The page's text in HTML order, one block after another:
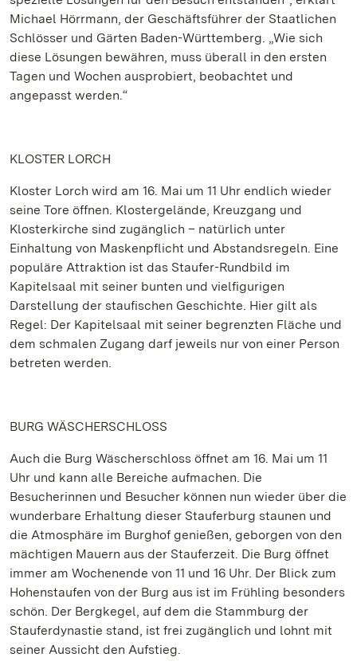
Michael Hörrmann, der Geschäftsführer der Staatlichen
Schlösser und Gärten Baden-Württemberg. „Wie sich
diese Lösungen bewähren, muss überall in den ersten
Tagen und Wochen ausprobiert, beobachtet und
angepasst werden.“
KLOSTER LORCH
Kloster Lorch wird am 16. Mai um 11 Uhr endlich wieder
seine Tore öffnen. Klostergelände, Kreuzgang und
Klosterkirche sind zugänglich – natürlich unter
Einhaltung von Maskenpflicht und Abstandsregeln. Eine
populäre Attraktion ist das Staufer-Rundbild im
Kapitelsaal mit seiner bunten und vielfigurigen
Darstellung der staufischen Geschichte. Hier gilt als
Regel: Der Kapitelsaal mit seiner begrenzten Fläche und
dem schmalen Zugang darf jeweils nur von einer Person
betreten werden.
BURG WÄSCHERSCHLOSS
Auch die Burg Wäscherschloss öffnet am 16. Mai um 11
Uhr und kann alle Bereiche aufmachen. Die
Besucherinnen und Besucher können nun wieder über die
wunderbare Erhaltung dieser Stauferburg staunen und
die Atmosphäre im Burghof genießen, geborgen von den
mächtigen Mauern aus der Stauferzeit. Die Burg öffnet
immer am Wochenende von 11 und 16 Uhr. Der Blick zum
Hohenstaufen von der Burg aus ist im Frühling besonders
schön. Der Bergkegel, auf dem die Stammburg der
Stauferdynastie stand, ist frei zugänglich und lohnt mit
seiner Aussicht den Aufstieg.